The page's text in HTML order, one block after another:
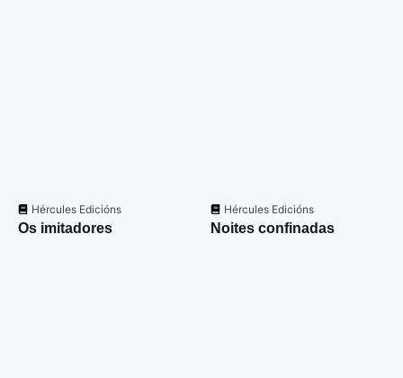
Hércules Edicións
Os imitadores
Hércules Edicións
Noites confinadas